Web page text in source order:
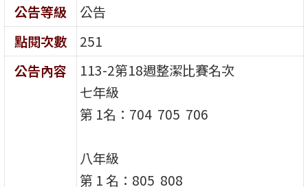
公告等級
公告
點閱次數
251
公告內容
113-2第18週整潔比賽名次
七年級
第 1名：704 705 706
八年級
第 1 名：805 808